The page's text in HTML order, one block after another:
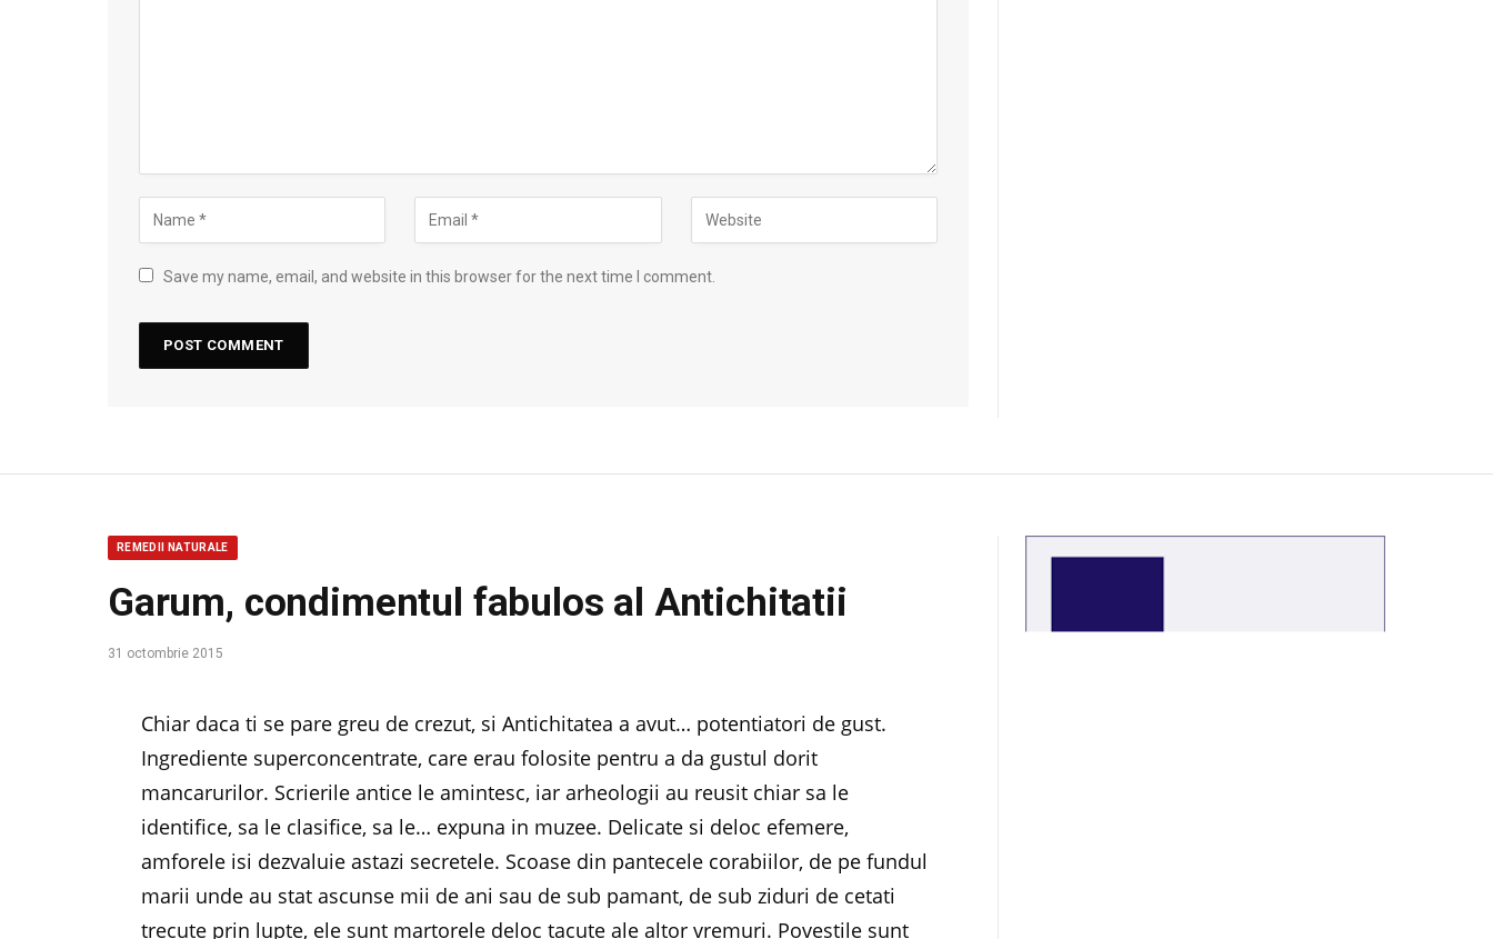
Save my name, email, and website in this browser for the next time I comment.
REMEDII NATURALE
Garum, condimentul fabulos al Antichitatii
31 octombrie 2015
Chiar daca ti se pare greu de crezut, si Antichitatea a avut… potentiatori de gust.
Ingrediente superconcentrate, care erau folosite pentru a da gustul dorit
mancarurilor. Scrierile antice le amintesc, iar arheologii au reusit chiar sa le
identifice, sa le clasifice, sa le… expuna in muzee. Delicate si deloc efemere,
amforele isi dezvaluie astazi secretele. Scoase din pantecele corabiilor, de pe fundul
marii unde au stat ascunse mii de ani sau de sub pamant, de sub ziduri de cetati
trecute prin lupte, ele sunt martorele deloc tacute ale altor vremuri. Povestile sunt